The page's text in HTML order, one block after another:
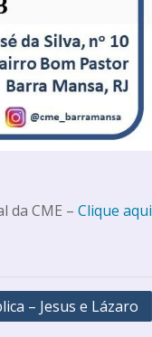
da CME – Clique aqui
– Jesus e Lázaro